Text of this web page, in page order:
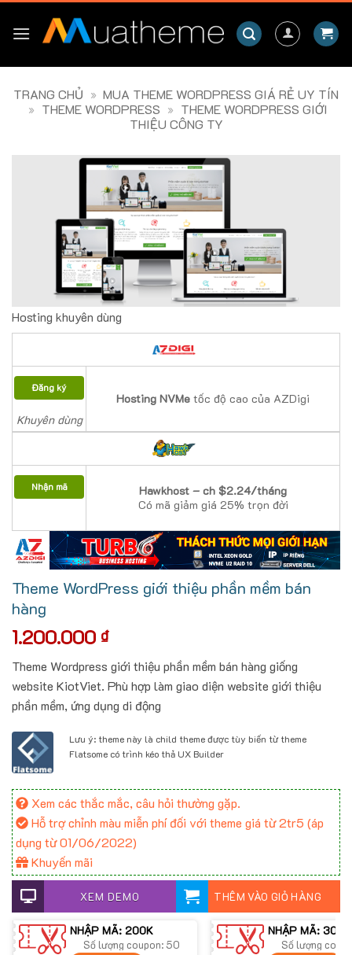
TRANG CHỦ » MUA THEME WORDPRESS GIÁ RẺ UY TÍN
» THEME WORDPRESS » THEME WORDPRESS GIỚI
THIỆU CÔNG TY
Hosting khuyên dùng
Đăng ký
Khuyên dùng
Hosting NVMe tốc độ cao của AZDigi
Nhận mã
Hawkhost – ch $2.24/tháng
Có mã giảm giá 25% trọn đời
Theme WordPress giới thiệu phần mềm bán
hàng
1.200.000 ₫
Theme Wordpress giới thiệu phần mềm bán hàng giống
website KiotViet. Phù hợp làm giao diện website giới thiệu
phần mềm, ứng dụng di động
Lưu ý: theme này là child theme được tùy biến từ theme
Flatsome có trình kéo thả UX Builder
Xem các thắc mắc, câu hỏi thường gặp.
Hỗ trợ chỉnh màu miễn phí đối với theme giá từ 2tr5 (áp
dụng từ 01/06/2022)
Khuyến mãi
XEM DEMO THÊM VÀO GIỎ HÀNG
NHẬP MÃ: 200K
Số lượng coupon: 50
NHẬP MÃ: 300K
Số lượng